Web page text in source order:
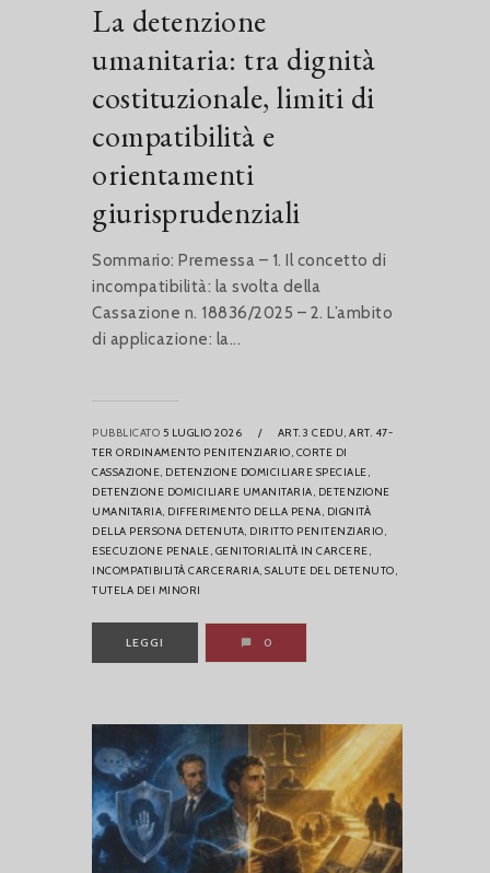
La detenzione
umanitaria: tra dignità
costituzionale, limiti di
compatibilità e
orientamenti
giurisprudenziali
Sommario: Premessa – 1. Il concetto di
incompatibilità: la svolta della
Cassazione n. 18836/2025 – 2. L’ambito
di applicazione: la...
PUBBLICATO 5 LUGLIO 2026 / ART. 3 CEDU, ART. 47-
TER ORDINAMENTO PENITENZIARIO, CORTE DI
CASSAZIONE, DETENZIONE DOMICILIARE SPECIALE,
DETENZIONE DOMICILIARE UMANITARIA, DETENZIONE
UMANITARIA, DIFFERIMENTO DELLA PENA, DIGNITÀ
DELLA PERSONA DETENUTA, DIRITTO PENITENZIARIO,
ESECUZIONE PENALE, GENITORIALITÀ IN CARCERE,
INCOMPATIBILITÀ CARCERARIA, SALUTE DEL DETENUTO,
TUTELA DEI MINORI
LEGGI 0